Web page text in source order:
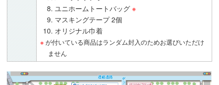
ユニホームトートバッグ※
マスキングテープ 2個
オリジナル巾着
が付いている商品はランダム封入のためお選びいただけ
ません